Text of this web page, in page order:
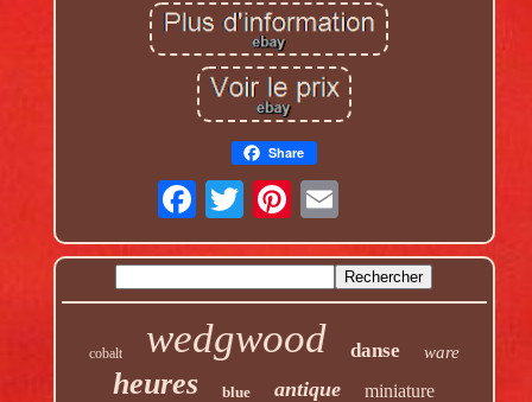
Share
cobalt wedgwood danse ware
heures blue antique miniature